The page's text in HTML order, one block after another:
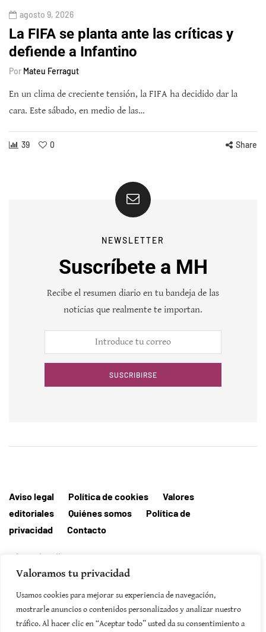
Valoramos tu privacidad
Usamos cookies para mejorar su experiencia de navegación,
mostrarle anuncios o contenidos personalizados y analizar nuestro
tráfico. Al hacer clic en “Aceptar todo” usted da su consentimiento a
agosto 9, 2026
La FIFA se planta ante las críticas y
defiende a Infantino
Por Mateu Ferragut
En un clima de creciente tensión, la FIFA ha decidido dar la
cara. Este sábado, en medio de las…
39 0 Share
NEWSLETTER
Suscríbete a MH
Recibe el resumen diario en tu bandeja de las
noticias que realmente te importan.
SUSCRIBIRSE
Aviso legal Política de cookies
Valores
editoriales
Quiénes somos
Política de
privacidad
Contacto
Editorial MallorcaHora
SUSCRIBIRSE